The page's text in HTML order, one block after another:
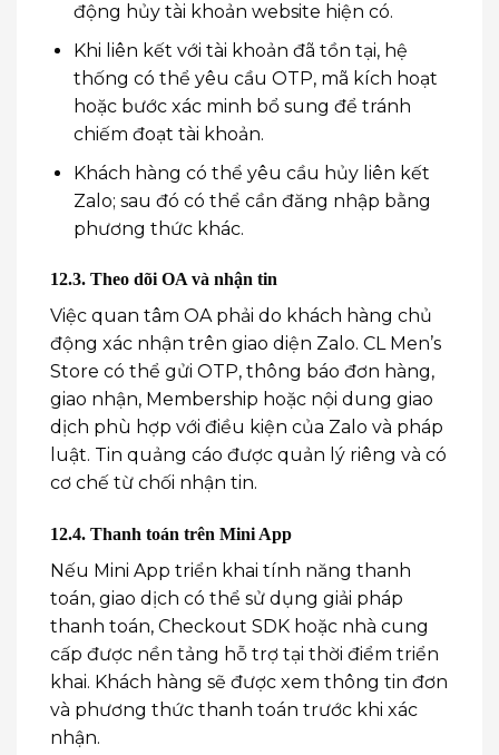
động hủy tài khoản website hiện có.
Khi liên kết với tài khoản đã tồn tại, hệ
thống có thể yêu cầu OTP, mã kích hoạt
hoặc bước xác minh bổ sung để tránh
chiếm đoạt tài khoản.
Khách hàng có thể yêu cầu hủy liên kết
Zalo; sau đó có thể cần đăng nhập bằng
phương thức khác.
12.3. Theo dõi OA và nhận tin
Việc quan tâm OA phải do khách hàng chủ
động xác nhận trên giao diện Zalo. CL Men’s
Store có thể gửi OTP, thông báo đơn hàng,
giao nhận, Membership hoặc nội dung giao
dịch phù hợp với điều kiện của Zalo và pháp
luật. Tin quảng cáo được quản lý riêng và có
cơ chế từ chối nhận tin.
12.4. Thanh toán trên Mini App
Nếu Mini App triển khai tính năng thanh
toán, giao dịch có thể sử dụng giải pháp
thanh toán, Checkout SDK hoặc nhà cung
cấp được nền tảng hỗ trợ tại thời điểm triển
khai. Khách hàng sẽ được xem thông tin đơn
và phương thức thanh toán trước khi xác
nhận.